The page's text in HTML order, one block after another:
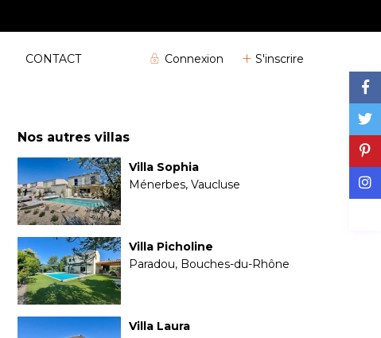
Connexion S'inscrire
CONTACT
Nos autres villas
Villa Sophia
Ménerbes, Vaucluse
Villa Picholine
Paradou, Bouches-du-Rhône
Villa Laura